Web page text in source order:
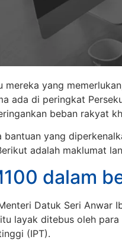
mereka yang
ada di peringkat
beban rakyat
bantuan yang
adalah maklumat
dalam
Datuk Seri Anwar
layak ditebus oleh
(IPT).